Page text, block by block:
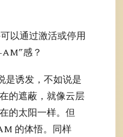
以通过激活或停用
感？
是诱发，不如说是
的遮蔽，就像云层
的太阳一样。但
的体悟。同样